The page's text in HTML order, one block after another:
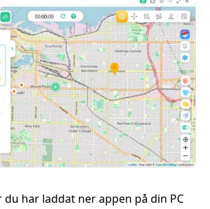
du har laddat ner appen på din PC